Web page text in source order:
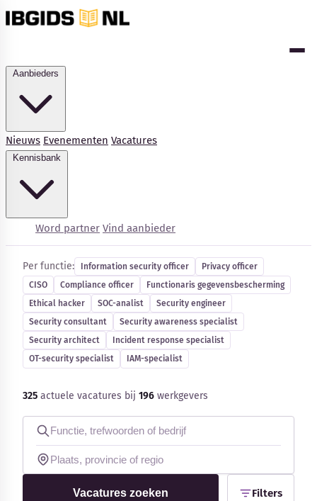
Nieuws Evenementen Vacatures
Word partner Vind aanbieder
Kennisbank
Blog
Bedrijfsupdates
Externe bronnen
Woordenboek
Auteurs
Cybersecurity-vacatures
Per functie: Information security officer
Privacy officer
CISO
Compliance officer
Functionaris gegevensbescherming
Ethical hacker
SOC-analist
Security engineer
Security consultant
Security awareness specialist
Security architect
Incident response specialist
OT-security specialist
IAM-specialist
325 actuele vacatures bij 196 werkgevers
Vacatures zoeken Filters